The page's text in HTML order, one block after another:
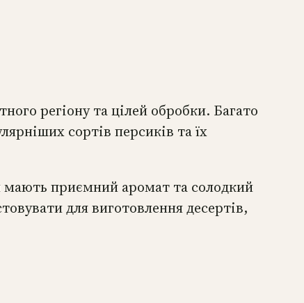
регіону та цілей обробки. Багато
сортів персиків та їх
приємний аромат та солодкий
для виготовлення десертів,